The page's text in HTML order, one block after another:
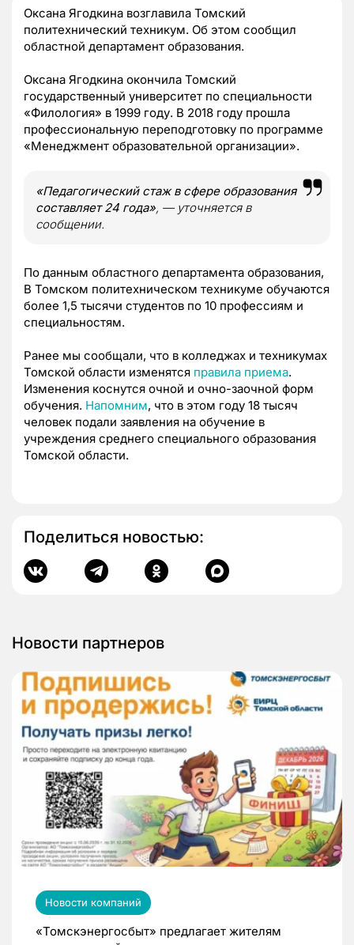
Оксана Ягодкина возглавила Томский
политехнический техникум. Об этом сообщил
областной департамент образования.
Оксана Ягодкина окончила Томский
государственный университет по специальности
«Филология» в 1999 году. В 2018 году прошла
профессиональную переподготовку по программе
«Менеджмент образовательной организации».
«Педагогический стаж в сфере образования
составляет 24 года», — уточняется в
сообщении.
По данным областного департамента образования,
В Томском политехническом техникуме обучаются
более 1,5 тысячи студентов по 10 профессиям и
специальностям.
Ранее мы сообщали, что в колледжах и техникумах
Томской области изменятся правила приема.
Изменения коснутся очной и очно-заочной форм
обучения. Напомним, что в этом году 18 тысяч
человек подали заявления на обучение в
учреждения среднего специального образования
Томской области.
Поделиться новостью:
Новости партнеров
Новости компаний
«Томскэнергосбыт» предлагает жителям